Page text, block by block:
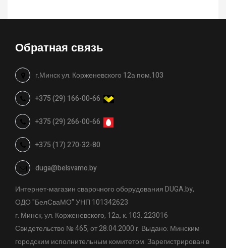
Обратная связь
г.Минск ул. Корженевского 12а пом.103
+375 (29) 166-00-66
+375 (29) 266-00-66
+375 (17) 270-32-80
duga@belsvamo.by
Интернет-магазин сварочного оборудования DUGA.by,
ОДО "БелСваМО" УНП 101342623
г. Минск, ул. Корженевского, 12а, к. 103. 223016
Свидетельство № 465, от 28.04.2000 г. Выдано: Минским
городским исполнительным комитетом. Зарегистрирован в